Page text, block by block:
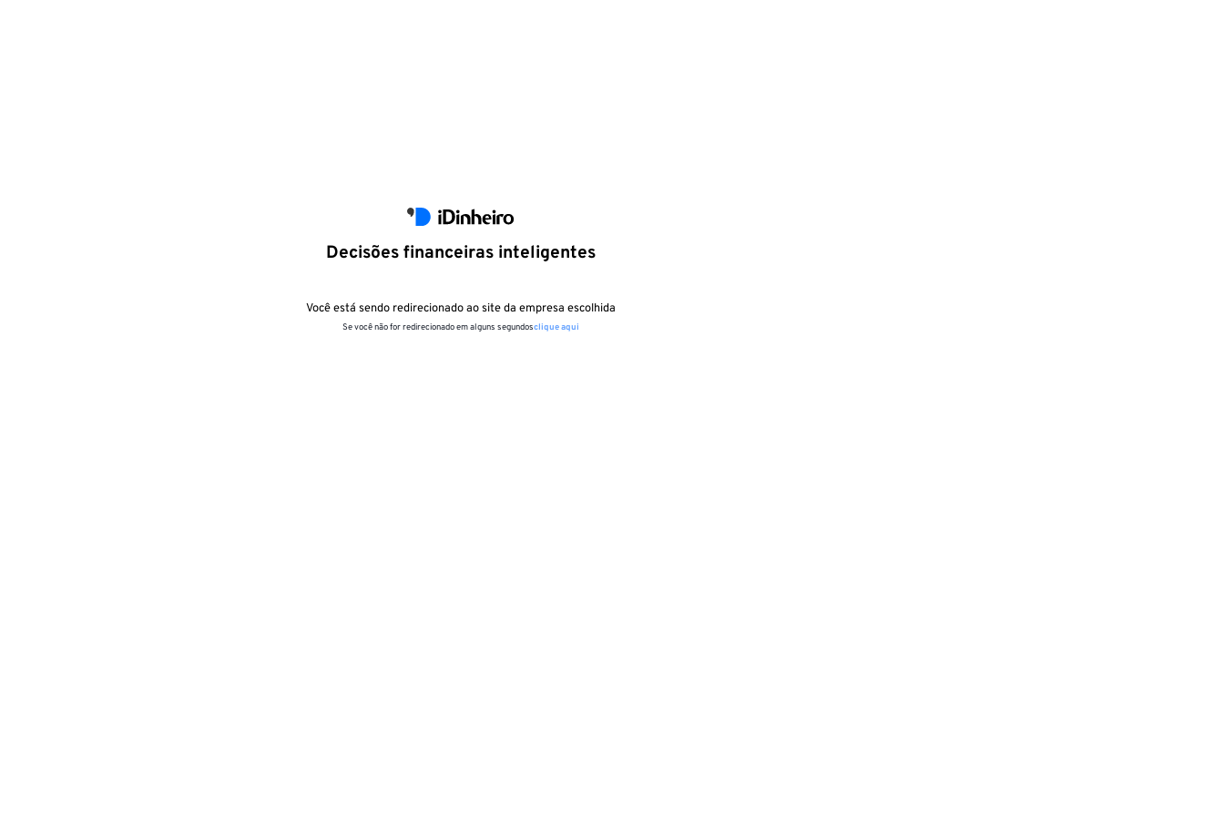
Decisões financeiras inteligentes
Você está sendo redirecionado ao site da empresa escolhida
Se você não for redirecionado em alguns segundosclique aqui